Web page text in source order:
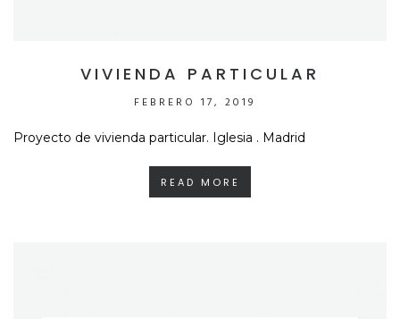
VIVIENDA PARTICULAR
FEBRERO 17, 2019
Proyecto de vivienda particular. Iglesia . Madrid
READ MORE